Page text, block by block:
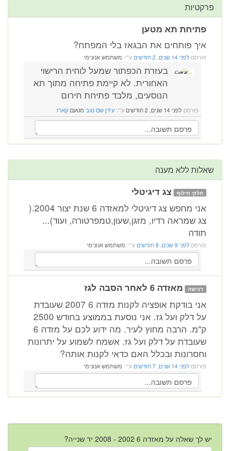
פרקטיות
פתיחת תא מטען
איך פותחים את הבגאז בלי המפתח?
פורסם לפני 14 שנים, 2 חודשים ע"י: משתמש אנונימי
בעזרת הכפתור שמעל לוחית הרישוי
האחורית. לא קיימת פתיחה מתוך תא
הנוסעים, מלבד פתיחת חירום
פורסם לפני 14 שנים, 2 חודשים ע"י: עידן שם טוב מטעם קארז
שאלות ללא מענה
חלקי חילוף צג דיגיטלי
אני מחפש צג דיגיטלי למאזדה 6 שנת יצור 2004.(
צג שמראה רדיו, מזגן,שעון,טמפרטורה, ועוד)...
תודה
פורסם לפני 9 שנים, 8 חודשים ע"י: משתמש אנונימי
רכישה מאזדה 6 לאחר הסבה לגז
אני בודקת אופציה לקנות מזדה 6 2007 שעובדת
על דלק ועל גז. אני נוסעת בממוצע בחודש 2500
ק"מ. הרבה מחוץ לעיר. מה ידוע לכם על מזדה 6
שעובדת על דלק ועל גז. אשמח לשמוע על יתרונות
וחסרונות ובכלל האם כדאי לקנות אותה?
פורסם לפני 14 שנים, 7 חודשים ע"י: משתמש אנונימי
יש לך שאלה על מאזדה 6 2002 - 2008 יד שנייה?